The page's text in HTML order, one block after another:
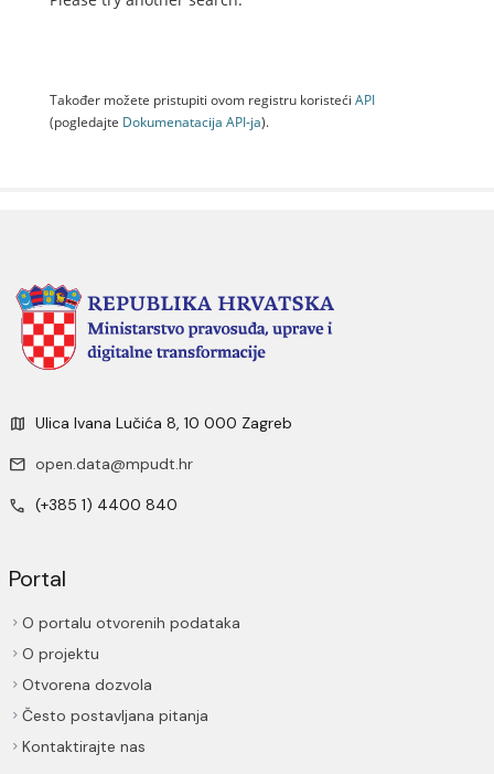
Također možete pristupiti ovom registru koristeći API
(pogledajte Dokumenаtаcijа API-jа).